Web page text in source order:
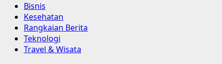
Bisnis
Kesehatan
Rangkaian Berita
Teknologi
Travel & Wisata